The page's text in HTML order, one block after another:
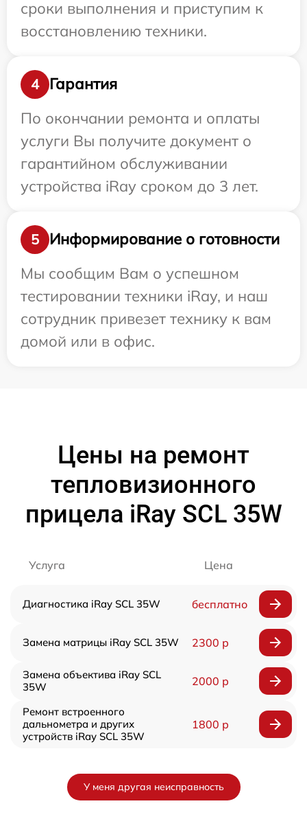
сроки выполнения и приступим к
восстановлению техники.
4
Гарантия
По окончании ремонта и оплаты
услуги Вы получите документ о
гарантийном обслуживании
устройства iRay сроком до 3 лет.
5
Информирование о готовности
Мы сообщим Вам о успешном
тестировании техники iRay, и наш
сотрудник привезет технику к вам
домой или в офис.
Цены на ремонт
тепловизионного
прицела iRay SCL 35W
Услуга Цена
Диагностика iRay SCL 35W бесплатно
Замена матрицы iRay SCL 35W 2300 р
Замена объектива iRay SCL
35W
2000 р
Ремонт встроенного
дальнометра и других
устройств iRay SCL 35W
1800 р
У меня другая неисправность